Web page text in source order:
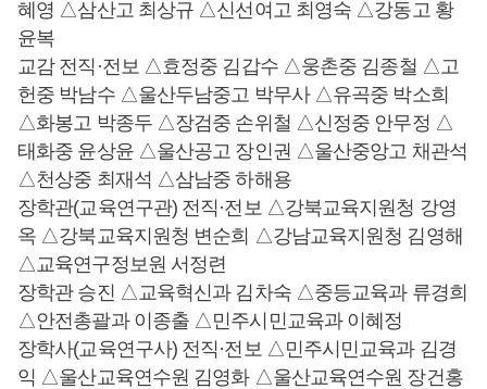
혜영 △삼산고 최상규 △신선여고 최영숙 △강동고 황
윤복
교감 전직·전보 △효정중 김갑수 △웅촌중 김종철 △고
헌중 박남수 △울산두남중고 박무사 △유곡중 박소희
△화봉고 박종두 △장검중 손위철 △신정중 안무정 △
태화중 윤상윤 △울산공고 장인권 △울산중앙고 채관석
△천상중 최재석 △삼남중 하해용
장학관(교육연구관) 전직·전보 △강북교육지원청 강영
옥 △강북교육지원청 변순희 △강남교육지원청 김영해
△교육연구정보원 서정련
장학관 승진 △교육혁신과 김차숙 △중등교육과 류경희
△안전총괄과 이종출 △민주시민교육과 이혜정
장학사(교육연구사) 전직·전보 △민주시민교육과 김경
익 △울산교육연수원 김영화 △울산교육연수원 장건홍